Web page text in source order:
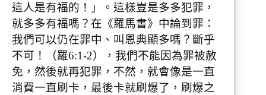
這人是有福的！」。這樣豈是多多犯罪，
就多多有福嗎？在《羅馬書》中論到罪：
我們可以仍在罪中、叫恩典顯多嗎？斷乎
不可！（羅6:1-2），我們不能因為罪被赦
免，然後就再犯罪，不然，就會像是一直
消費一直刷卡，最後卡就刷爆了，刷爆之